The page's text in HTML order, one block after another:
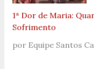
1ª Dor de Maria:
Sofrimento
por Equipe Santos